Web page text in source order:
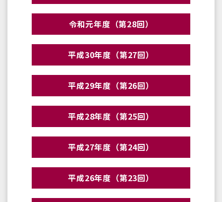
令和元年度（第28回）
平成30年度（第27回）
平成29年度（第26回）
平成28年度（第25回）
平成27年度（第24回）
平成26年度（第23回）